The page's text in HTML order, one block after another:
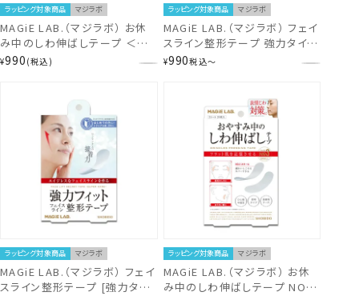
ラッピング対象商品 マジラボ
MAGiE LAB.（マジラボ） お休
み中のしわ伸ばしテープ ＜
NO1.ラージタイプ/NO2.ポイン
¥990 税込
ラッピング対象商品 マジラボ
MAGiE LAB.（マジラボ） フェイ
スライン整形テープ 強力タイプ
＜100枚入り/トライアル30枚入
¥990税込〜
ラッピング対象商品 マジラボ
MAGiE LAB.（マジラボ） フェイ
スライン整形テープ [強力タイ
ラッピング対象商品 マジラボ
MAGiE LAB.（マジラボ） お休
み中のしわ伸ばしテープ NO3.